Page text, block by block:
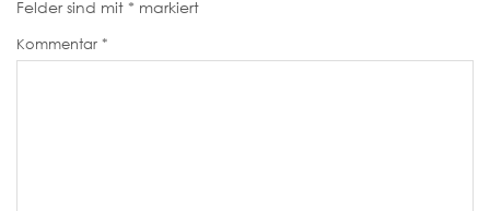
Felder sind mit * markiert
Kommentar *